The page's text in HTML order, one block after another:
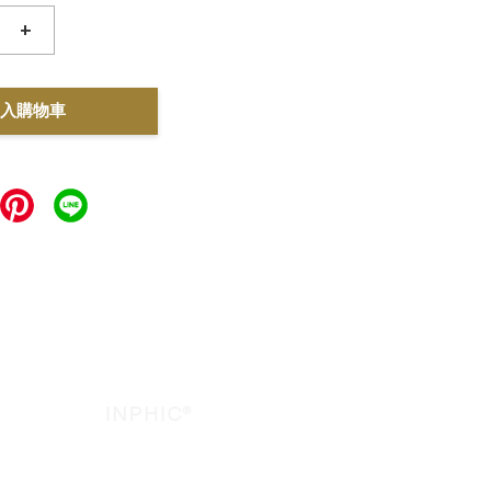
+
購物車